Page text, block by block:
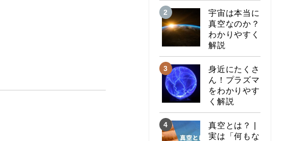
宇宙は本当に
真空なのか？
わかりやすく
解説
身近にたくさ
ん！プラズマ
をわかりやす
く解説
真空とは？ |
実は「何もな